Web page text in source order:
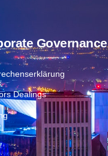
Governance
Dealings